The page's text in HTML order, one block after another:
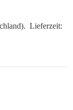
Lieferzeit: